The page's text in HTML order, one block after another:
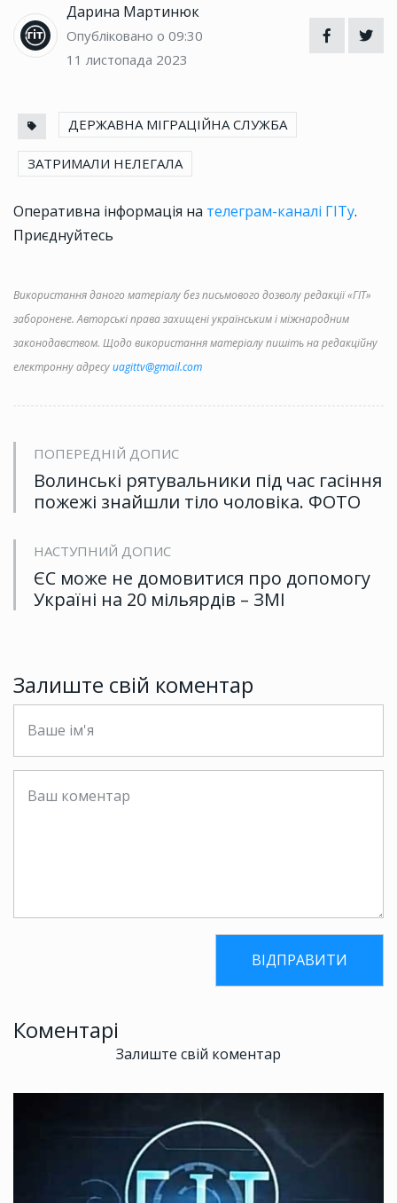
Дарина Мартинюк
Опубліковано о 09:30
11 листопада 2023
ДЕРЖАВНА МІГРАЦІЙНА СЛУЖБА
ЗАТРИМАЛИ НЕЛЕГАЛА
Оперативна інформація на телеграм-каналі ГІТу.
Приєднуйтесь
Використання даного матеріалу без письмового дозволу редакції «ГІТ»
заборонене. Авторські права захищені українським і міжнародним
законодавством. Щодо використання матеріалу пишіть на редакційну
електронну адресуuagittv@gmail.com
ПОПЕРЕДНІЙ ДОПИС
Волинські рятувальники під час гасіння
пожежі знайшли тіло чоловіка. ФОТО
НАСТУПНИЙ ДОПИС
ЄС може не домовитися про допомогу
Україні на 20 мільярдів – ЗМІ
Залиште свій коментар
Коментарі
Залиште свій коментар